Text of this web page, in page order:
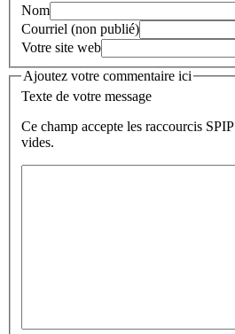
Nom
Courriel (non publié)
Votre site web
Ajoutez votre commentaire ici
Texte de votre message
Ce champ accepte les raccourcis SPIP
vides.